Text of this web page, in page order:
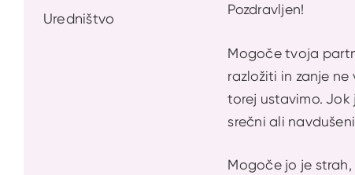
Uredništvo
Pozdravljen!
Mogoče tvoja
razložiti in zanje
torej ustavimo. Jok
srečni ali
Mogoče jo je